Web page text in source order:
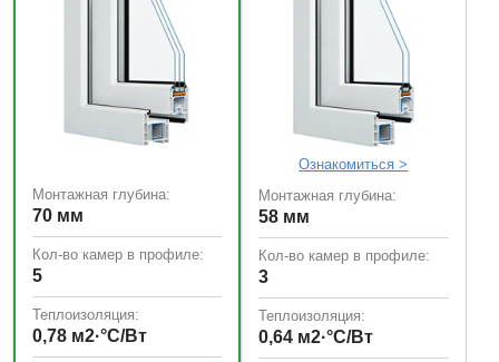
Монтажная глубина:
70 мм
Кол-во камер в профиле:
5
Теплоизоляция:
0,78 м2·°С/Вт
Ознакомиться >
Монтажная глубина:
58 мм
Кол-во камер в профиле:
3
Теплоизоляция:
0,64 м2·°С/Вт